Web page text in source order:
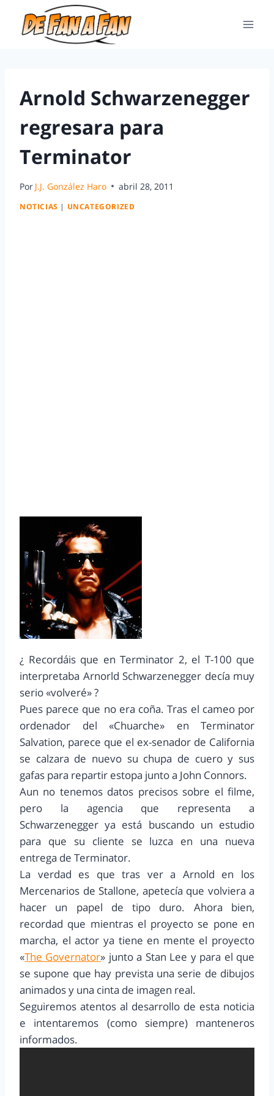
Arnold Schwarzenegger
regresara para
Terminator
Por J.J. González Haro abril 28, 2011
NOTICIAS | UNCATEGORIZED
¿ Recordáis que en Terminator 2, el T-100 que
interpretaba Arnorld Schwarzenegger decía muy
serio «volveré» ?
Pues parece que no era coña. Tras el cameo por
ordenador del «Chuarche» en Terminator
Salvation, parece que el ex-senador de California
se calzara de nuevo su chupa de cuero y sus
gafas para repartir estopa junto a John Connors.
Aun no tenemos datos precisos sobre el filme,
pero la agencia que representa a
Schwarzenegger ya está buscando un estudio
para que su cliente se luzca en una nueva
entrega de Terminator.
La verdad es que tras ver a Arnold en los
Mercenarios de Stallone, apetecía que volviera a
hacer un papel de tipo duro. Ahora bien,
recordad que mientras el proyecto se pone en
marcha, el actor ya tiene en mente el proyecto
«The Governator» junto a Stan Lee y para el que
se supone que hay prevista una serie de dibujos
animados y una cinta de imagen real.
Seguiremos atentos al desarrollo de esta noticia
e intentaremos (como siempre) manteneros
informados.